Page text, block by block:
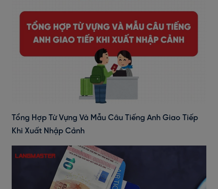
Tổng Hợp Từ Vựng Và Mẫu Câu Tiếng Anh Giao Tiếp
Khi Xuất Nhập Cảnh